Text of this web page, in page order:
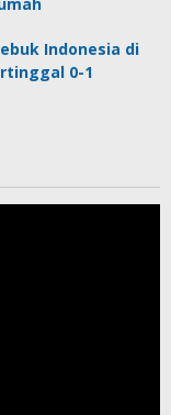
Indonesia di
0-1